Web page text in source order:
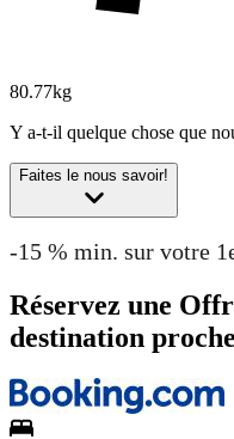
80.77kg
Y a-t-il quelque chose que
Faites le nous savoir!
-15 % min. sur votre
Réservez une
destination